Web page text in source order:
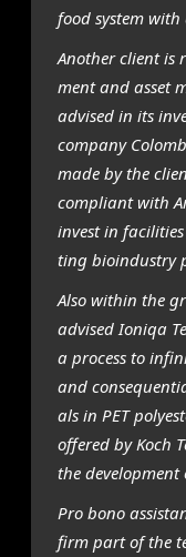
food sys­tem
Ano­ther client is
ment and asset
advi­sed in its
com­pa­ny
made by the
com­pli­ant with
invest in
ting bio­in­du­stry
Also within the
advi­sed Ioni­qa
a pro­cess to
and
als in PET
offe­red by Koch
the devel­op­ment
Pro bono
firm part of the